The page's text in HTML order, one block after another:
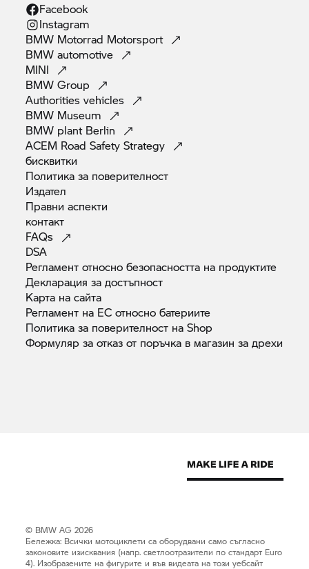
Facebook
Instagram
BMW Motorrad Motorsport
BMWautomotive
MINI
BMWGroup
Authoritiesvehicles
BMW Museum
BMW plant Berlin
ACEM Road SafetyStrategy
бисквитки
Политика за поверителност
Издател
Правниаспекти
контакт
FAQs
DSA
Регламент относно безопасността на продуктите
Декларация задостъпност
Карта насайта
Регламент на ЕС относнобатериите
Политика за поверителност наShop
Формуляр за отказ от поръчка в магазин задрехи
© BMW AG 2026
Бележка: Всички мотоциклети са оборудвани само съгласно
законовите изисквания (напр. светлоотразители по стандарт Euro
4). Изобразените на фигурите и във видеата на този уебсайт